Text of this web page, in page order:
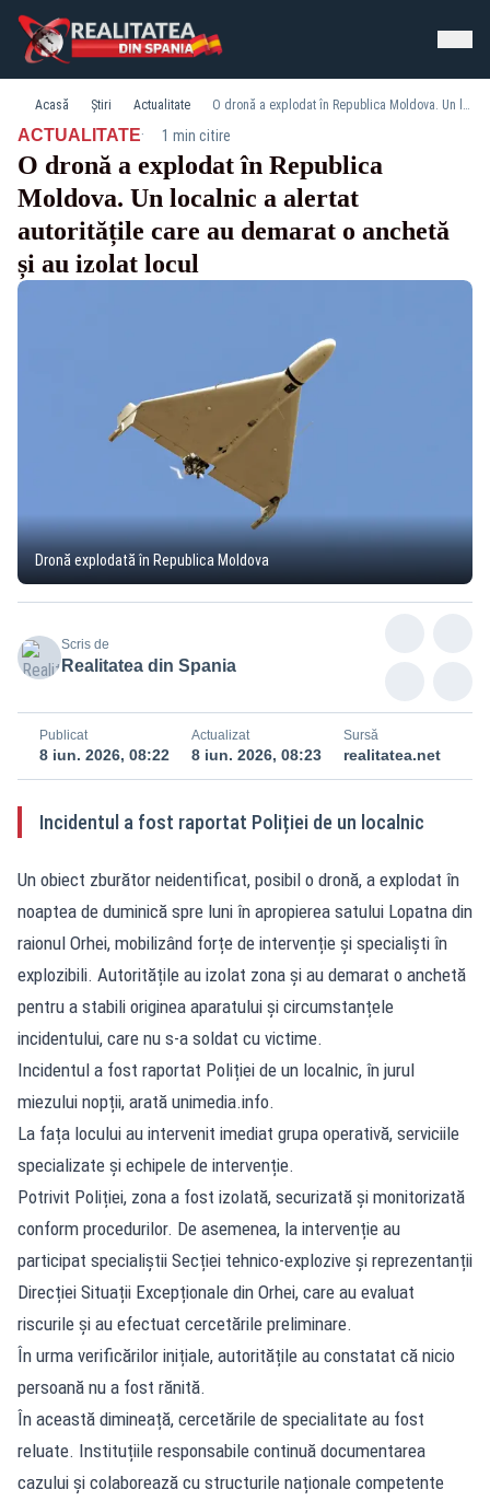
Acasă Știri Actualitate O dronă a explodat în Republica Moldova. Un localnic a alertat autoritățile care au demarat o anchetă și au izolat locul
ACTUALITATE· 1 min citire
O dronă a explodat în Republica
Moldova. Un localnic a alertat
autoritățile care au demarat o anchetă
și au izolat locul
Dronă explodată în Republica Moldova
Scris de
Realitatea din Spania
Publicat
8 iun. 2026, 08:22
Actualizat
8 iun. 2026, 08:23
Sursă
realitatea.net
Incidentul a fost raportat Poliției de un localnic
Un obiect zburător neidentificat, posibil o dronă, a explodat în
noaptea de duminică spre luni în apropierea satului Lopatna din
raionul Orhei, mobilizând forțe de intervenție și specialiști în
explozibili. Autoritățile au izolat zona și au demarat o anchetă
pentru a stabili originea aparatului și circumstanțele
incidentului, care nu s-a soldat cu victime.
Incidentul a fost raportat Poliției de un localnic, în jurul
miezului nopții, arată unimedia.info.
La fața locului au intervenit imediat grupa operativă, serviciile
specializate și echipele de intervenție.
Potrivit Poliției, zona a fost izolată, securizată și monitorizată
conform procedurilor. De asemenea, la intervenție au
participat specialiștii Secției tehnico-explozive și reprezentanții
Direcției Situații Excepționale din Orhei, care au evaluat
riscurile și au efectuat cercetările preliminare.
În urma verificărilor inițiale, autoritățile au constatat că nicio
persoană nu a fost rănită.
În această dimineață, cercetările de specialitate au fost
reluate. Instituțiile responsabile continuă documentarea
cazului și colaborează cu structurile naționale competente